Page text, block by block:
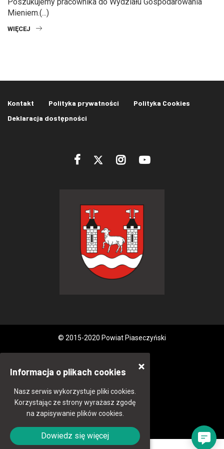
Mieniem.(...)
WIĘCEJ
Kontakt Polityka prywatności
Polityka Cookies
Deklaracja dostępności
© 2015-2020 Powiat Piaseczyński
Informacja o plikach cookies
Nasz serwis wykorzystuje pliki cookies.
Korzystając ze strony wyrażasz zgodę
na zapisywanie plików cookies.
Dowiedz się więcej